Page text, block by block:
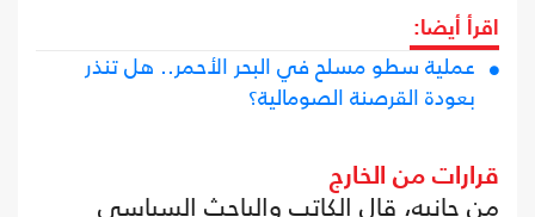
اقرأ أيضا:
عملية سطو مسلح في البحر الأحمر.. هل تنذر
بعودة القرصنة الصومالية؟
قرارات من الخارج
من جانبه، قال الكاتب والباحث السياسي